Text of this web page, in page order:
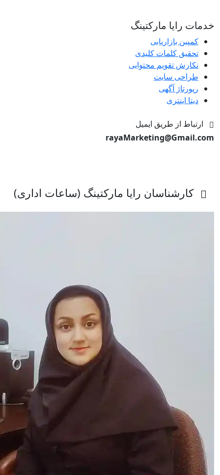
خدمات رایا مارکتینگ
کمپین بازاریابی
تحقیق کلمات کلیدی
نکارش تقویم محتوایی
طراحی سایت
رپورتاژ آگهی
دیتا اینتری
ارتباط از طریق ایمیل
rayaMarketing@Gmail.com
کارشناسان رایا مارکتینگ (ساعات اداری)